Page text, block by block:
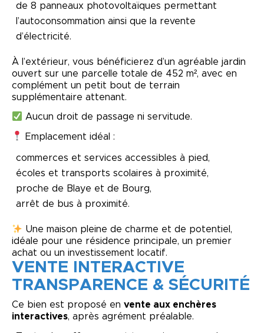
de 8 panneaux photovoltaïques permettant
l’autoconsommation ainsi que la revente
d’électricité.
À l’extérieur, vous bénéficierez d’un agréable jardin
ouvert sur une parcelle totale de 452 m², avec en
complément un petit bout de terrain
supplémentaire attenant.
Aucun droit de passage ni servitude.
Emplacement idéal :
commerces et services accessibles à pied,
écoles et transports scolaires à proximité,
proche de Blaye et de Bourg,
arrêt de bus à proximité.
Une maison pleine de charme et de potentiel,
idéale pour une résidence principale, un premier
achat ou un investissement locatif.
VENTE INTERACTIVE
TRANSPARENCE & SÉCURITÉ
Ce bien est proposé en vente aux enchères
interactives, après agrément préalable.